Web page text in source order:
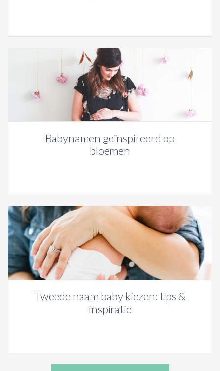
Babynamen geïnspireerd op
bloemen
Tweede naam baby kiezen: tips &
inspiratie